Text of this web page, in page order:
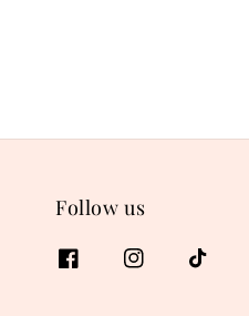
Follow us